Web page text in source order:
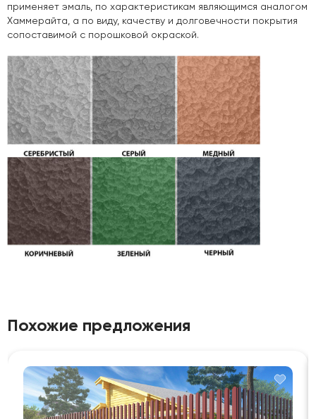
применяет эмаль, по характеристикам являющимся аналогом
Хаммерайта, а по виду, качеству и долговечности покрытия
сопоставимой с порошковой окраской.
Похожие предложения